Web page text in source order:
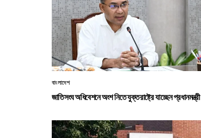
বাংলাদেশ
জাতিসংঘ অধিবেশনে অংশ নিতে যুক্তরাষ্ট্রে যাচ্ছেন প্রধানমন্ত্রী